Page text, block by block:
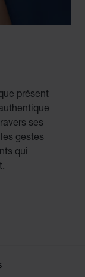
présent
ses
gestes
qui